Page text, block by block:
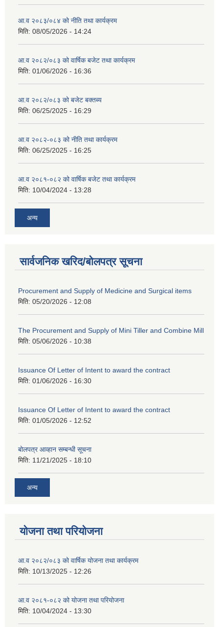
आ.व २०८३/०८४ को नीति तथा कार्यक्रम
मिति: 08/05/2026 - 14:24
आ.व २०८२/०८३ को वार्षिक बजेट तथा कार्यक्रम
मिति: 01/06/2026 - 16:36
आ.व २०८२/०८३ को बजेट बक्तब्य
मिति: 06/25/2025 - 16:29
आ.व २०८२-०८३ को नीति तथा कार्यक्रम
मिति: 06/25/2025 - 16:25
आ.व २०८१-०८२ को वार्षिक बजेट तथा कार्यक्रम
मिति: 10/04/2024 - 13:28
अन्य
सार्वजनिक खरिद/बोलपत्र सूचना
Procurement and Supply of Medicine and Surgical items
मिति: 05/20/2026 - 12:08
The Procurement and Supply of Mini Tiller and Combine Mill
मिति: 05/06/2026 - 10:38
Issuance Of Letter of Intent to award the contract
मिति: 01/06/2026 - 16:30
Issuance Of Letter of Intent to award the contract
मिति: 01/05/2026 - 12:52
बोलपत्र आव्हान सम्बन्धी सूचना
मिति: 11/21/2025 - 18:10
अन्य
योजना तथा परियोजना
आ.व २०८२/०८३ को वार्षिक योजना तथा कार्यक्रम
मिति: 10/13/2025 - 12:26
आ.व २०८१-०८२ को योजना तथा परियोजना
मिति: 10/04/2024 - 13:30